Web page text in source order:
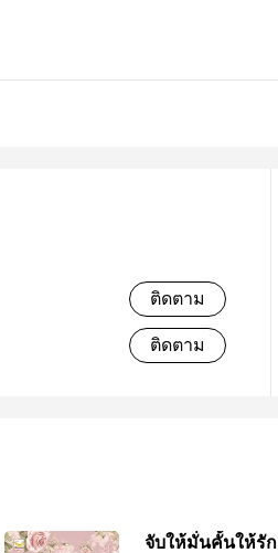
ติดตาม
ติดตาม
จับให้มั่นคั้นให้รัก